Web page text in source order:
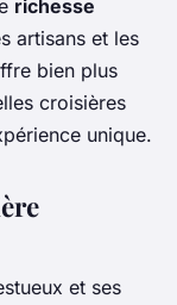
richesse
artisans et les
bien plus
croisières
unique.
et ses